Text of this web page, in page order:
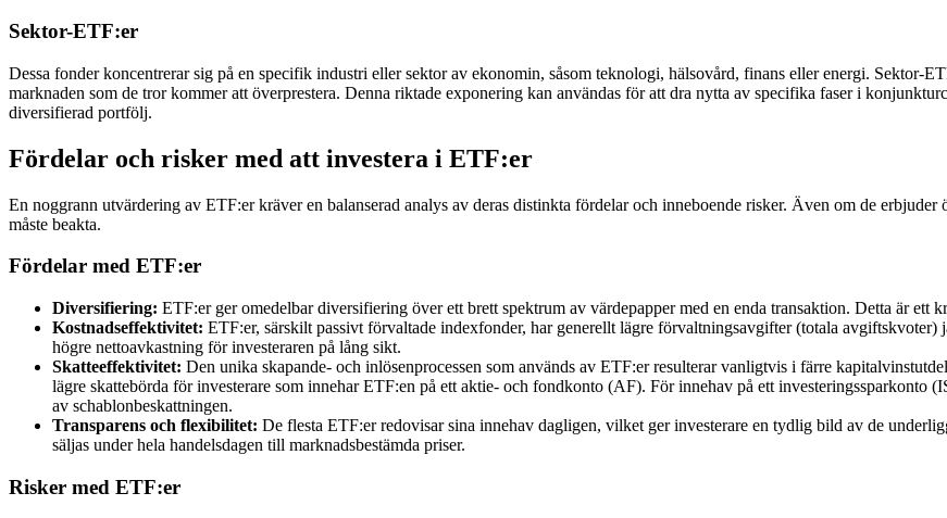
Sektor-ETF:er
Dessa fonder koncentrerar sig på en specifik industri eller sektor av ekonomin, såsom teknologi, hälsovård, finans eller energi. Sektor-
marknaden som de tror kommer att överprestera. Denna riktade exponering kan användas för att dra nytta av specifika faser i
diversifierad portfölj.
Fördelar och risker med att investera i ETF:er
En noggrann utvärdering av ETF:er kräver en balanserad analys av deras distinkta fördelar och inneboende risker. Även om de
måste beakta.
Fördelar med ETF:er
Diversifiering: ETF:er ger omedelbar diversifiering över ett brett spektrum av värdepapper med en enda transaktion. Detta är ett
Kostnadseffektivitet: ETF:er, särskilt passivt förvaltade indexfonder, har generellt lägre förvaltningsavgifter (totala
högre nettoavkastning för investeraren på lång sikt.
Skatteeffektivitet: Den unika skapande- och inlösenprocessen som används av ETF:er resulterar vanligtvis i färre
lägre skattebörda för investerare som innehar ETF:en på ett aktie- och fondkonto (AF). För innehav på ett investeringssparkonto
av schablonbeskattningen.
Transparens och flexibilitet: De flesta ETF:er redovisar sina innehav dagligen, vilket ger investerare en tydlig bild av de
säljas under hela handelsdagen till marknadsbestämda priser.
Risker med ETF:er